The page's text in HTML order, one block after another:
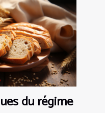
du régime